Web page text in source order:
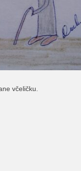
včeličku.